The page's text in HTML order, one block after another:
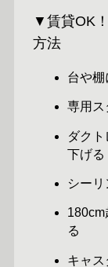
▼賃貸OK
方法
台や棚
専用ス
ダク
下げる
シー
る
キャス